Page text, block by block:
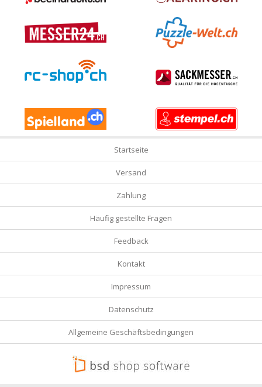
Startseite
Versand
Zahlung
Häufig gestellte Fragen
Feedback
Kontakt
Impressum
Datenschutz
Allgemeine Geschäftsbedingungen